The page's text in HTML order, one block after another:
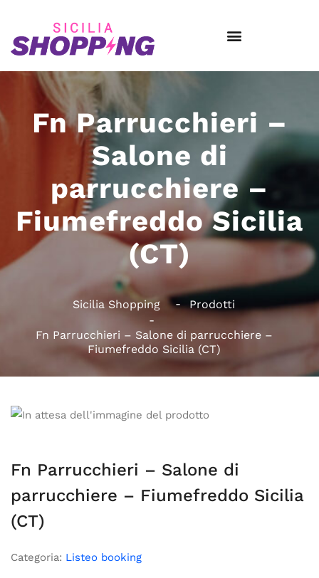
Fn Parrucchieri –
Salone di
parrucchiere –
Fiumefreddo Sicilia
(CT)
Sicilia Shopping Prodotti
Fn Parrucchieri – Salone di parrucchiere –
Fiumefreddo Sicilia (CT)
Fn Parrucchieri – Salone di
parrucchiere – Fiumefreddo Sicilia
(CT)
Categoria: Listeo booking